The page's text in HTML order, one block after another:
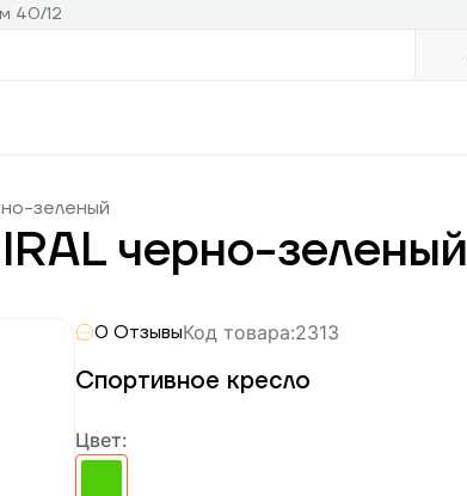
40/12
зеленый
черно-зеленый
0 ОтзывыКод товара:2313
Спортивное кресло
Цвет: